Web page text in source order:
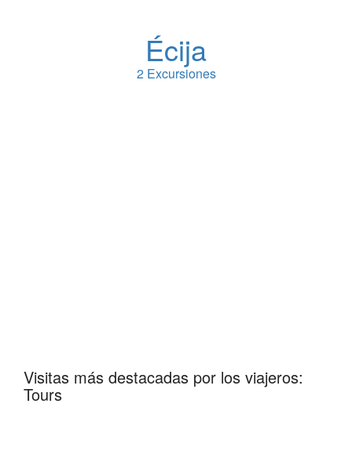
Écija
2 Excursiones
Visitas más destacadas por los viajeros:
Tours